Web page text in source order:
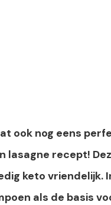
ook nog eens
lasagne recept!
keto vriendelijk.
als de basis